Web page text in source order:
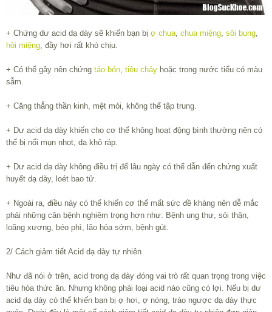
+ Chứng dư acid dạ dày sẽ khiến bạn bị ợ chua, chua miệng, sôi bụng,
hôi miệng, đầy hơi rất khó chịu.
+ Có thể gây nên chứng táo bón, tiêu chảy hoặc trong nước tiểu có màu
sẫm.
+ Căng thẳng thần kinh, mệt mỏi, không thể tập trung.
+ Dư acid dạ dày khiến cho cơ thể không hoạt động bình thường nên có
thể bị nổi mụn nhọt, da khô ráp.
+ Dư acid dạ dày không điều trị để lâu ngày có thể dẫn đến chứng xuất
huyết dạ dày, loét bao tử.
+ Ngoài ra, điều này có thể khiến cơ thể mất sức đề kháng nên dễ mắc
phải những căn bệnh nghiêm trọng hơn như: Bệnh ung thư, sỏi thận,
loãng xương, béo phì, lão hóa sớm, bệnh gút.
2/ Cách giảm tiết Acid dạ dày tự nhiên
Như đã nói ở trên, acid trong dạ dày đóng vai trò rất quan trọng trong việc
tiêu hóa thức ăn. Nhưng không phải loại acid nào cũng có lợi. Nếu bị dư
acid dạ dày có thể khiến bạn bị ợ hơi, ợ nóng, trào ngược dạ dày thực